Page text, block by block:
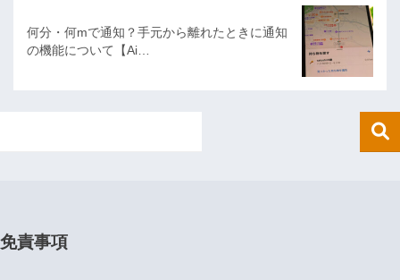
何分・何mで通知？手元から離れたときに通知
の機能について【Ai…
免責事項